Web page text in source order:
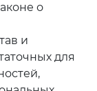
о
и
для